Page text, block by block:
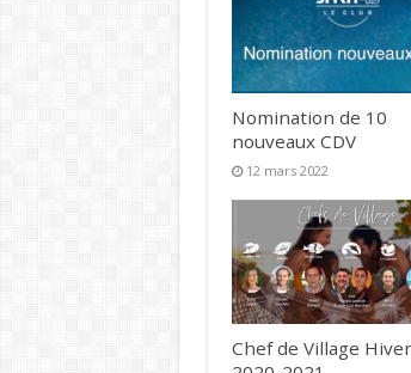
Nomination de 10
nouveaux CDV
12 mars 2022
Chef de Village Hiver